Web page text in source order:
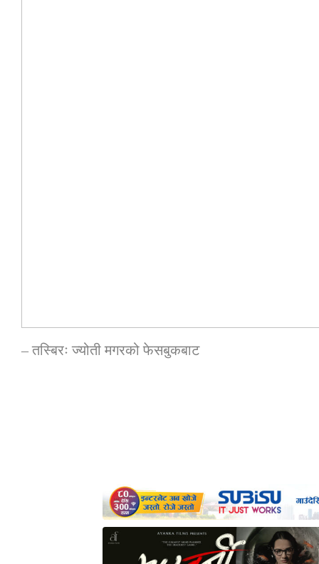
– तस्बिरः ज्योती मगरको फेसबुकबाट